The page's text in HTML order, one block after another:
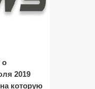
о
2019
которую